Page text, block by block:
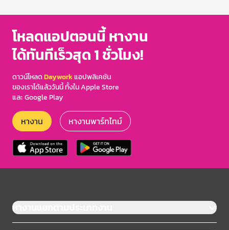
โหลดแอปตอนนี้ หางาน
ได้ทันทีเร็วสุด 1 ชั่วโมง!
ดาวน์โหลดDayworkแอปพลิเคชัน
ของเราได้แล้ววันนี้ ทั้งใน Apple Store
และ Google Play
หางาน หางานพาร์ทไทม์
หางานแยกตามประเภทงาน